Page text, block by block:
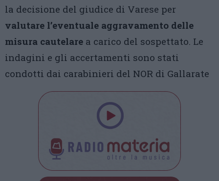
la decisione del giudice di Varese per
valutare l’eventuale aggravamento delle
misura cautelare a carico del sospettato. Le
indagini e gli accertamenti sono stati
condotti dai carabinieri del NOR di Gallarate